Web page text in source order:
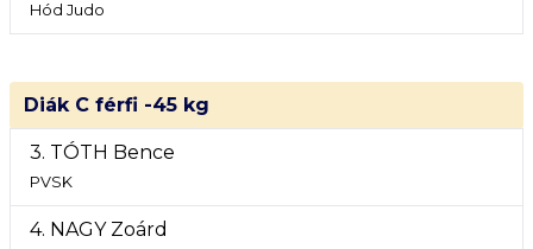
Hód Judo
Diák C férfi -45 kg
3. TÓTH Bence
PVSK
4. NAGY Zoárd